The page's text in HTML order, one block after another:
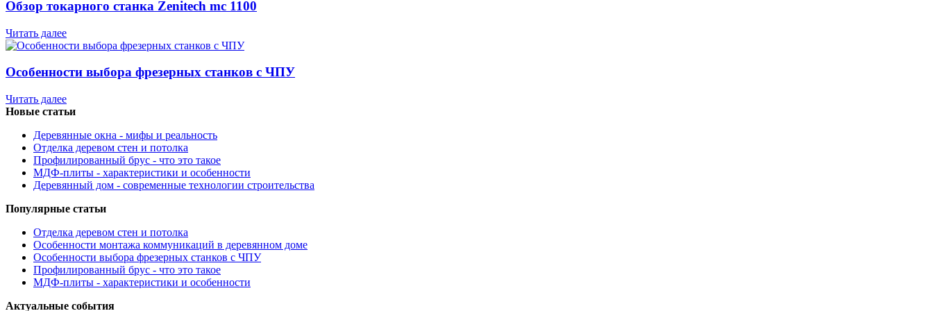
Обзор токарного станка Zenitech mc 1100
Читать далее
Особенности выбора фрезерных станков с ЧПУ
Читать далее
Новые статьи
Деревянные окна - мифы и реальность
Отделка деревом стен и потолка
Профилированный брус - что это такое
МДФ-плиты - характеристики и особенности
Деревянный дом - современные технологии строительства
Популярные статьи
Отделка деревом стен и потолка
Особенности монтажа коммуникаций в деревянном доме
Особенности выбора фрезерных станков с ЧПУ
Профилированный брус - что это такое
МДФ-плиты - характеристики и особенности
Актуальные события